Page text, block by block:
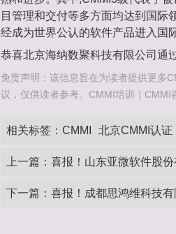
目管理和交付等多方面均达到国际
经成为世界公认的软件产品进入国际
恭喜北京海纳数聚科技有限公司通
免责声明：该信息旨在为读者提供更多
议，仅供读者参考。CMMI培训｜
相关标签： CMMI 北京CMMI认证
上一篇： 喜报！山东亚微软件股
下一篇： 喜报！成都思鸿维科技